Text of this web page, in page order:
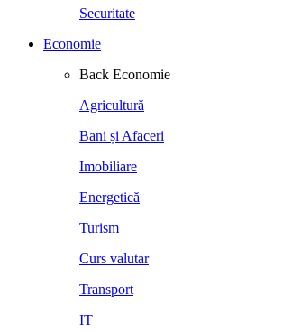
Securitate
Economie
Back Economie
Agricultură
Bani și Afaceri
Imobiliare
Energetică
Turism
Curs valutar
Transport
IT